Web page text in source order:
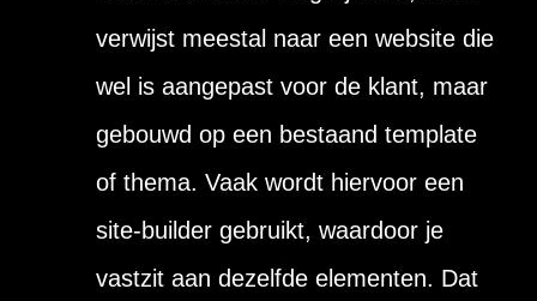
verwijst meestal naar een website die
wel is aangepast voor de klant, maar
gebouwd op een bestaand template
of thema. Vaak wordt hiervoor een
site-builder gebruikt, waardoor je
vastzit aan dezelfde elementen. Dat